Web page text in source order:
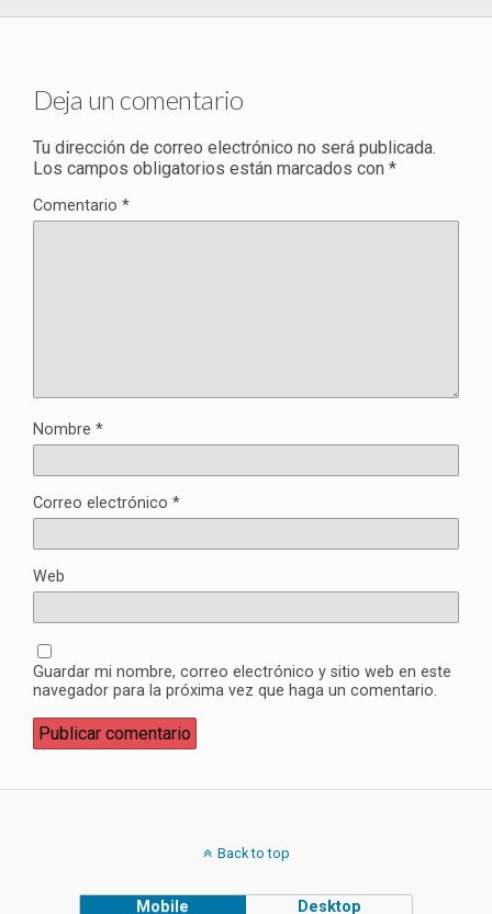
Deja un comentario
Tu dirección de correo electrónico no será publicada.
Los campos obligatorios están marcados con *
Comentario *
Nombre *
Correo electrónico *
Web
Guardar mi nombre, correo electrónico y sitio web en este
navegador para la próxima vez que haga un comentario.
Back to top
Mobile Desktop